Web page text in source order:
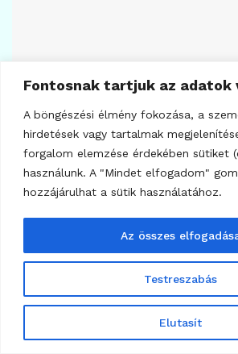
Fontosnak tartjuk az adatok
A böngészési élmény fokozása, a
hirdetések vagy tartalmak
forgalom elemzése érdekében sütiket
használunk. A "Mindet elfogadom"
hozzájárulhat a sütik használatához.
Testreszabás
Elutasít
Az összes
KRIPTO TUDÁSTÁR
TRC20 hálózat – mi az a TRC20,
és mire
2024.08.01.